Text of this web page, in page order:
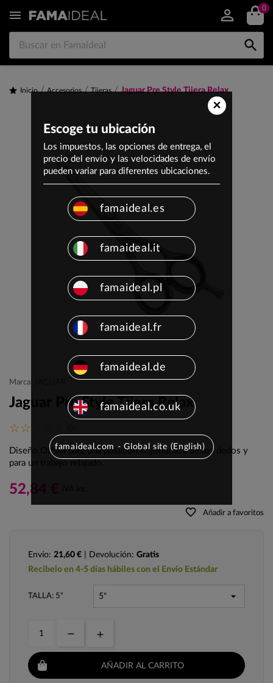
 0

Inicio Accesorios Tijeras Jaguar Pre Style Tijera Relax
Marca: JAGUAR
Jaguar Pre Style Tijera Relax
Diseño Offset para una posición ergonómica de los dedos y
para un trabajo relajado.
52,84 €
favorite_border Añadir a favoritos
Envío: 21,60 € | Devolución: Gratis
Recíbelo en 4-5 días hábiles con el Envío Estándar
TALLA: 5"
AÑADIR AL CARRITO
×
Escoge tu ubicación
Los impuestos, las opciones de entrega, el
precio del envío y las velocidades de envío
pueden variar para diferentes ubicaciones.
famaideal.es
famaideal.it
famaideal.pl
famaideal.fr
famaideal.de
famaideal.co.uk
famaideal.com - Global site (English)